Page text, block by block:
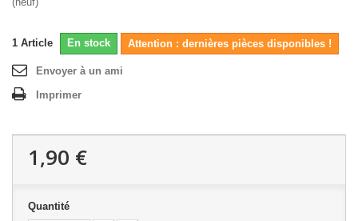
1 Article En stock Attention : dernières pièces disponibles !
Envoyer à un ami
Imprimer
1,90 €
Quantité